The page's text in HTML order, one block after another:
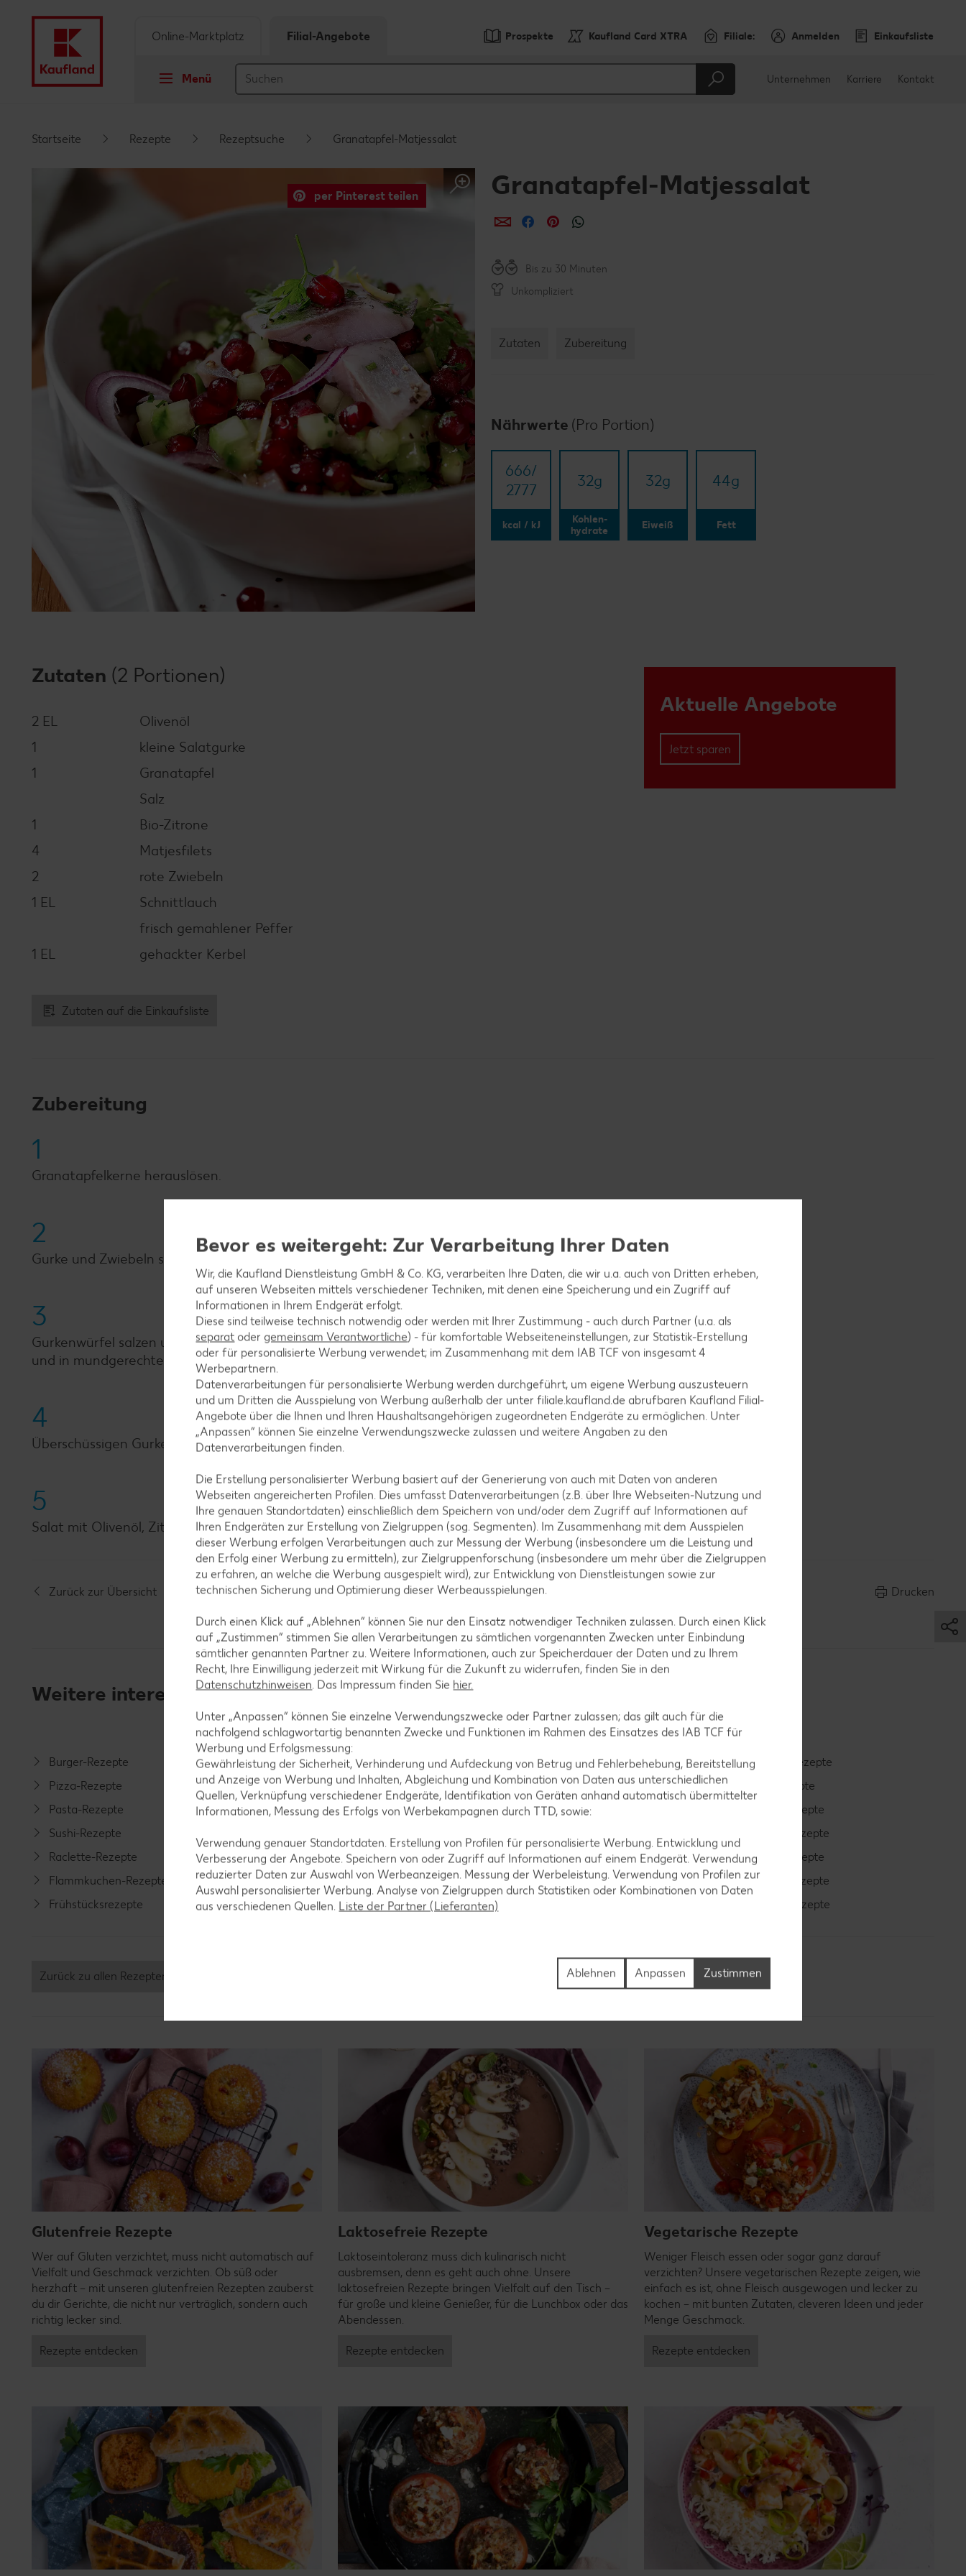
Prospekte Kaufland Card XTRA Filiale: Anmelden Einkaufsliste
Menü
Online-Marktplatz Filial-Angebote
Unternehmen Karriere Kontakt
Startseite Rezepte Rezeptsuche Granatapfel-Matjessalat
per Pinterest teilen Granatapfel-Matjessalat
per E-Mail teilen
per Facebook teilen
per Pinterest teilen
Bis zu 30 Minuten
Unkompliziert
Zutaten Zubereitung
Nährwerte (Pro Portion)
666/​
2777
kcal / kJ
32g
Kohlen-
hydrate
32g
Eiweiß
44g
Fett
Aktuelle Angebote
Jetzt sparen
Zutaten (2 Portionen)
2 EL
Olivenöl
1
kleine Salatgurke
1
Granatapfel
Salz
1
Bio-Zitrone
4
Matjesfilets
2
rote Zwiebeln
1 EL
Schnittlauch
frisch gemahlener Peffer
1 EL
gehackter Kerbel
Zutaten auf die Einkaufsliste
Zubereitung
1
Granatapfelkerne herauslösen.
2
Gurke und Zwiebeln schälen, Gurke fein würfeln und Zwiebeln in feine Ringe schneiden.
3
Gurkenwürfel salzen und mit den Zwiebeln, Schnittlauch und Kerbel marineren. Matjesfilets abtropfen lassen
und in mundgerechte Stücke schneiden. Zitrone abreiben und auspressen.
4
Überschüssigen Gurkensaft abschütten und die Gurkenwürfel mit den Granatapfelkernen vermengen.
5
Salat mit Olivenöl, Zitronensaft, -abrieb und Pfeffer verfeinern und mit den Matjesfilets servieren.
Zurück zur Übersicht Drucken
Weitere interessante Rezeptkategorien
Burger-Rezepte
Pizza-Rezepte
Pasta-Rezepte
Sushi-Rezepte
Raclette-Rezepte
Flammkuchen-Rezepte
Frühstücksrezepte
Salat-Rezepte
Spargel-Rezepte
Fleisch-Rezepte
Geflügel-Rezepte
Lamm-Rezepte
Grill-Rezepte
Muffin-Rezepte
Apfelkuchen-Rezepte
Schokokuchen-Rezepte
Eis-Rezepte
Pfannkuchen-Rezepte
Smoothie-Rezepte
Bowle-Rezepte
Cocktail-Rezepte
Avocado-Rezepte
Erdbeer-Rezepte
Blaubeer-Rezepte
Bananen-Rezepte
Zurück zu allen Rezepten
Glutenfreie Rezepte
Wer auf Gluten verzichtet, muss nicht automatisch auf
Vielfalt und Geschmack verzichten. Ob süß oder
herzhaft – mit unseren glutenfreien Rezepten zauberst
du dir Gerichte, die nicht nur verträglich, sondern auch
richtig lecker sind.
Rezepte entdecken
Laktosefreie Rezepte
Laktoseintoleranz muss dich kulinarisch nicht
ausbremsen, denn es geht auch ohne. Unsere
laktosefreien Rezepte bringen Vielfalt auf den Tisch –
für große und kleine Genießer, für die Lunchbox oder das
Abendessen.
Rezepte entdecken
Vegetarische Rezepte
Weniger Fleisch essen oder sogar ganz darauf
verzichten? Unsere vegetarischen Rezepte zeigen, wie
einfach es ist, ohne Fleisch ausgewogen und lecker zu
kochen – mit bunten Zutaten, cleveren Ideen und jeder
Menge Geschmack.
Rezepte entdecken
Bevor es weitergeht: Zur Verarbeitung Ihrer Daten
Wir, die Kaufland Dienstleistung GmbH & Co. KG, verarbeiten Ihre Daten, die wir u.a. auch von Dritten erheben,
auf unseren Webseiten mittels verschiedener Techniken, mit denen eine Speicherung und ein Zugriff auf
Informationen in Ihrem Endgerät erfolgt.
Diese sind teilweise technisch notwendig oder werden mit Ihrer Zustimmung - auch durch Partner (u.a. als
separat oder gemeinsam Verantwortliche) - für komfortable Webseiteneinstellungen, zur Statistik-Erstellung
oder für personalisierte Werbung verwendet; im Zusammenhang mit dem IAB TCF von insgesamt4
Werbepartnern.
Datenverarbeitungen für personalisierte Werbung werden durchgeführt, um eigene Werbung auszusteuern
und um Dritten die Ausspielung von Werbung außerhalb der unter filiale.kaufland.de abrufbaren Kaufland Filial-
Angebote über die Ihnen und Ihren Haushaltsangehörigen zugeordneten Endgeräte zu ermöglichen. Unter
„Anpassen“ können Sie einzelne Verwendungszwecke zulassen und weitere Angaben zu den
Datenverarbeitungen finden.
Die Erstellung personalisierter Werbung basiert auf der Generierung von auch mit Daten von anderen
Webseiten angereicherten Profilen. Dies umfasst Datenverarbeitungen (z.B. über Ihre Webseiten-Nutzung und
Ihre genauen Standortdaten) einschließlich dem Speichern von und/oder dem Zugriff auf Informationen auf
Ihren Endgeräten zur Erstellung von Zielgruppen (sog. Segmenten). Im Zusammenhang mit dem Ausspielen
dieser Werbung erfolgen Verarbeitungen auch zur Messung der Werbung (insbesondere um die Leistung und
den Erfolg einer Werbung zu ermitteln), zur Zielgruppenforschung (insbesondere um mehr über die Zielgruppen
zu erfahren, an welche die Werbung ausgespielt wird), zur Entwicklung von Dienstleistungen sowie zur
technischen Sicherung und Optimierung dieser Werbeausspielungen.
Durch einen Klick auf „Ablehnen“ können Sie nur den Einsatz notwendiger Techniken zulassen. Durch einen Klick
auf „Zustimmen“ stimmen Sie allen Verarbeitungen zu sämtlichen vorgenannten Zwecken unter Einbindung
sämtlicher genannten Partner zu. Weitere Informationen, auch zur Speicherdauer der Daten und zu Ihrem
Recht, Ihre Einwilligung jederzeit mit Wirkung für die Zukunft zu widerrufen, finden Sie in den
Datenschutzhinweisen. Das Impressum finden Sie hier.
Unter „Anpassen“ können Sie einzelne Verwendungszwecke oder Partner zulassen; das gilt auch für die
nachfolgend schlagwortartig benannten Zwecke und Funktionen im Rahmen des Einsatzes des IAB TCF für
Werbung und Erfolgsmessung:
Gewährleistung der Sicherheit, Verhinderung und Aufdeckung von Betrug und Fehlerbehebung, Bereitstellung
und Anzeige von Werbung und Inhalten, Abgleichung und Kombination von Daten aus unterschiedlichen
Quellen, Verknüpfung verschiedener Endgeräte, Identifikation von Geräten anhand automatisch übermittelter
Informationen, Messung des Erfolgs von Werbekampagnen durch TTD, sowie:
Verwendung genauer Standortdaten. Erstellung von Profilen für personalisierte Werbung. Entwicklung und
Verbesserung der Angebote. Speichern von oder Zugriff auf Informationen auf einem Endgerät. Verwendung
reduzierter Daten zur Auswahl von Werbeanzeigen. Messung der Werbeleistung. Verwendung von Profilen zur
Auswahl personalisierter Werbung. Analyse von Zielgruppen durch Statistiken oder Kombinationen von Daten
aus verschiedenen Quellen. Liste der Partner (Lieferanten)
Zustimmen
Anpassen
Ablehnen